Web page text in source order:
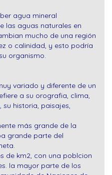
agua mineral
las aguas naturales en
mucho de una región
o calinidad, y esto podría
organismo.
variado y diferente de un
a su orografia, clima,
historia, paisajes,
más grande de la
grande parte del
de km2, con una poblcion
la mayor parte de los